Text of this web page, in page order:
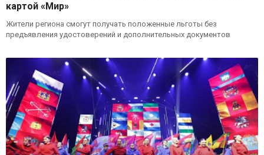
картой «Мир»
Жители региона смогут получать положенные льготы без
предъявления удостоверений и дополнительных документов